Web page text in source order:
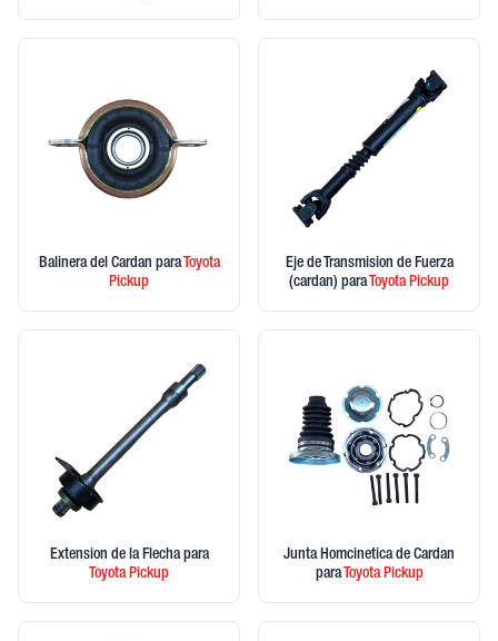
Balinera del Cardan para Toyota
Pickup
Eje de Transmision de Fuerza
(cardan) para ToyotaPickup
Extension de la Flecha para
ToyotaPickup
Junta Homcinetica de Cardan
para ToyotaPickup